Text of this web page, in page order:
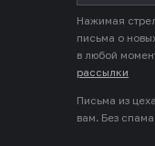
Нажимая
письма о
в любой
рассылки
Письма из
вам. Без